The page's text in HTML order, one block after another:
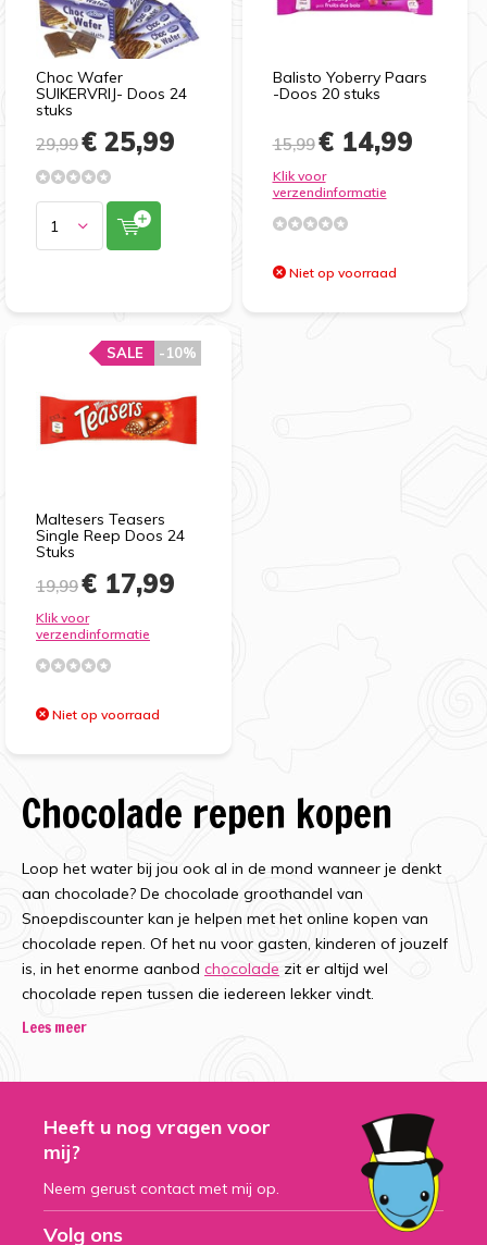
Choc Wafer
SUIKERVRIJ- Doos 24
stuks
29,99€ 25,99
Balisto Yoberry Paars
-Doos 20 stuks
15,99€ 14,99
Klik voor
verzendinformatie
Niet op voorraad
Maltesers Teasers
Single Reep Doos 24
Stuks
-10%
SALE
19,99€ 17,99
Klik voor
verzendinformatie
Niet op voorraad
Chocolade repen kopen
Loop het water bij jou ook al in de mond wanneer je denkt
aan chocolade? De chocolade groothandel van
Snoepdiscounter kan je helpen met het online kopen van
chocolade repen. Of het nu voor gasten, kinderen of jouzelf
is, in het enorme aanbod chocolade zit er altijd wel
chocolade repen tussen die iedereen lekker vindt.
chocolade
Dat is nou eens heerlijk genieten, een chocolade reep.
Wanneer je eenmaal een stukje heb gepakt van een
chocolade reep, wil je eigenlijk alleen maar meer. Oeps, en
toen was de reep chocolade op.. Bij Snoepdiscounter koop je
Lees meer
Heeft u nog vragen voor
mij?
Neem gerust contact met mij op.
Volg ons